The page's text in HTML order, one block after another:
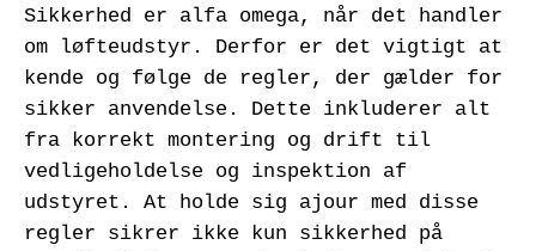
Sikkerhed er alfa omega, når det handler
om løfteudstyr. Derfor er det vigtigt at
kende og følge de regler, der gælder for
sikker anvendelse. Dette inkluderer alt
fra korrekt montering og drift til
vedligeholdelse og inspektion af
udstyret. At holde sig ajour med disse
regler sikrer ikke kun sikkerhed på